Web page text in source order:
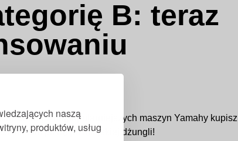
naszą
produktów, usług
B: teraz
Jedną z najpopularniejszych maszyn Yamahy
na nim jazdę po miejskiej dżungli!